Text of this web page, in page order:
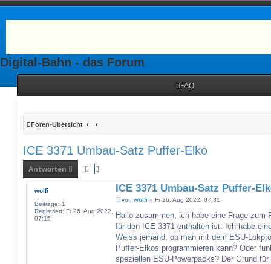
Digital-Bahn - das Forum
FAQ
Foren-Übersicht
ICE 3371 Umbau-Satz Puffer-Elko
Antworten
wolfi
Beiträge: 1
Registriert: Fr 26. Aug 2022,
07:15
ICE 3371 Umbau-Satz Puffer-
B
i
r
a
vonwolfi »Fr 26. Aug 2022, 07:31
Hallo zusammen, ich habe eine Frage
für den ICE 3371 enthalten ist. Ich habe
Weiss jemand, ob man mit dem ESU-
Puffer-Elkos programmieren kann? Oder
speziellen ESU-Powerpacks? Der Grund